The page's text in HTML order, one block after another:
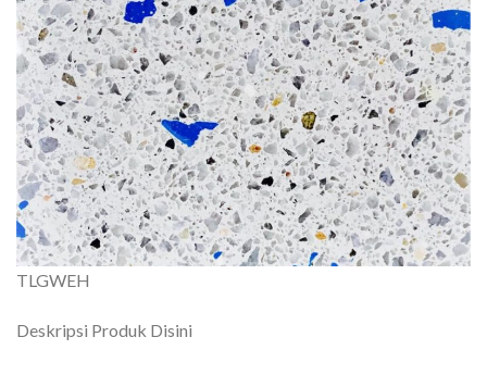
TLGWEH
Deskripsi Produk Disini